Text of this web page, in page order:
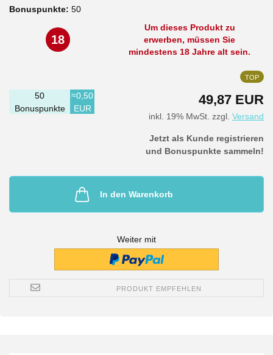
Bonuspunkte: 50
18
Um dieses Produkt zu
erwerben, müssen Sie
mindestens 18 Jahre alt sein.
TOP
49,87 EUR
inkl. 19% MwSt. zzgl. Versand
50
Bonuspunkte
≈0,50
EUR
Jetzt als Kunde registrieren
und Bonuspunkte sammeln!
In den Warenkorb
Weiter mit
PRODUKT EMPFEHLEN